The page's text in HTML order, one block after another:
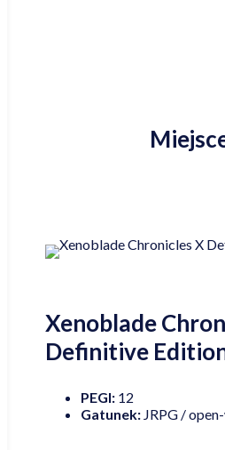
Xenoblade
Definitive
PEGI: 12
Gatunek: JRPG /